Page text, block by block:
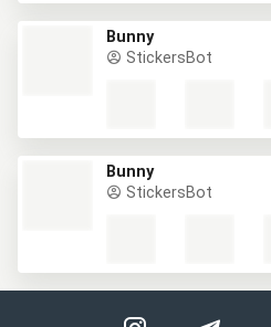
Bunny
StickersBot
Bunny
StickersBot